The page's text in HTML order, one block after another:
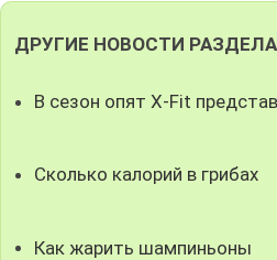
ДРУГИЕ НОВОСТИ
В сезон опят X-Fit
Сколько калорий в грибах
Как жарить шампиньоны